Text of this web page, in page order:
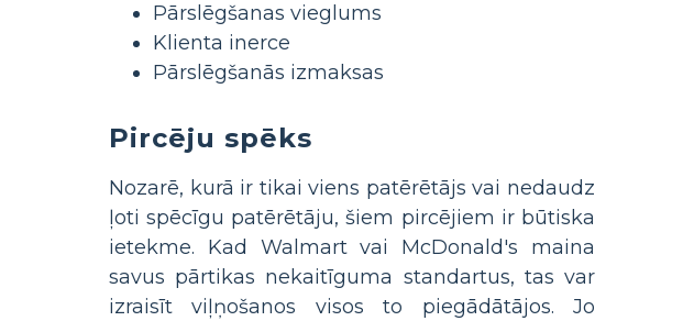
Pārslēgšanas vieglums
Klienta inerce
Pārslēgšanās izmaksas
Pircēju spēks
Nozarē, kurā ir tikai viens patērētājs vai nedaudz
ļoti spēcīgu patērētāju, šiem pircējiem ir būtiska
ietekme. Kad Walmart vai McDonald's maina
savus pārtikas nekaitīguma standartus, tas var
izraisīt viļņošanos visos to piegādātājos. Jo